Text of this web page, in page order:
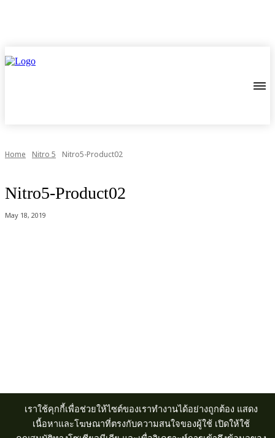
เราใช้คุกกี้เพื่อช่วยให้ไซต์ของเราทำงานได้อย่างถูกต้อง แสดง
เนื้อหาและโฆษณาที่ตรงกับความสนใจของผู้ใช้ เปิดให้ใช้
Home Nitro 5 Nitro5-Product02
Nitro5-Product02
May 18, 2019